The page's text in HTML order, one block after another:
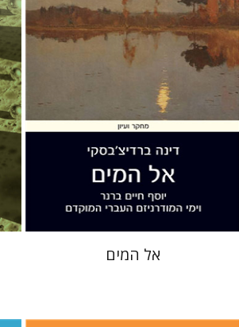
הנחת אתר ספר מודפס
$31
$28
אל המים